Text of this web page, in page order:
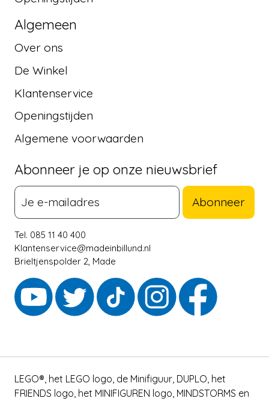
Algemeen
Over ons
De Winkel
Klantenservice
Openingstijden
Algemene voorwaarden
Abonneer je op onze nieuwsbrief
Abonneer
Tel. 085 11 40 400
Klantenservice@madeinbillund.nl
Brieltjenspolder 2, Made
LEGO®, het LEGO logo, de Minifiguur, DUPLO, het
FRIENDS logo, het MINIFIGUREN logo, MINDSTORMS en